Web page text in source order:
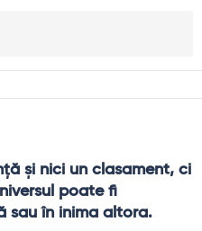
şi nici un clasament, ci
poate fi
sau în inima altora.